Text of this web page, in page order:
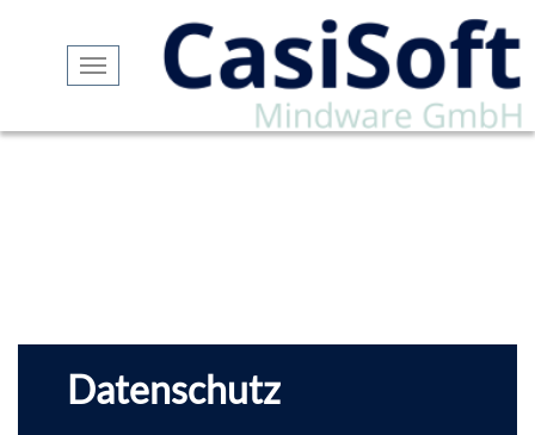
Datenschutz
Navigation
ein-/ausblenden